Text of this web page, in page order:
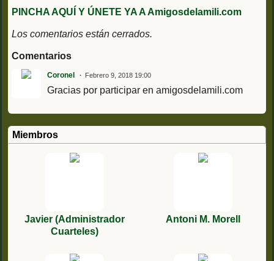
PINCHA AQUÍ Y ÚNETE YA A Amigosdelamili.com
Los comentarios están cerrados.
Comentarios
Coronel Febrero 9, 2018 19:00
Gracias por participar en amigosdelamili.com
Miembros
Javier (Administrador
Cuarteles)
Antoni M. Morell